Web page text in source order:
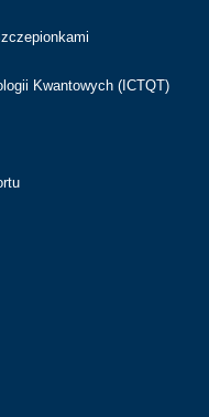
Kwantowych (ICTQT)